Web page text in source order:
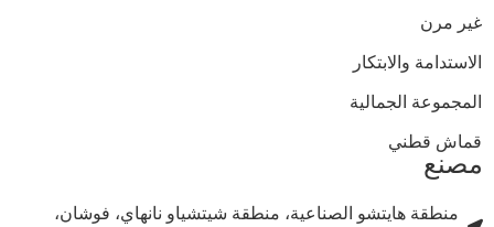
غير مرن
الاستدامة والابتكار
المجموعة الجمالية
قماش قطني
مصنع
منطقة هايتشو الصناعية، منطقة شيتشياو نانهاي، فوشان،